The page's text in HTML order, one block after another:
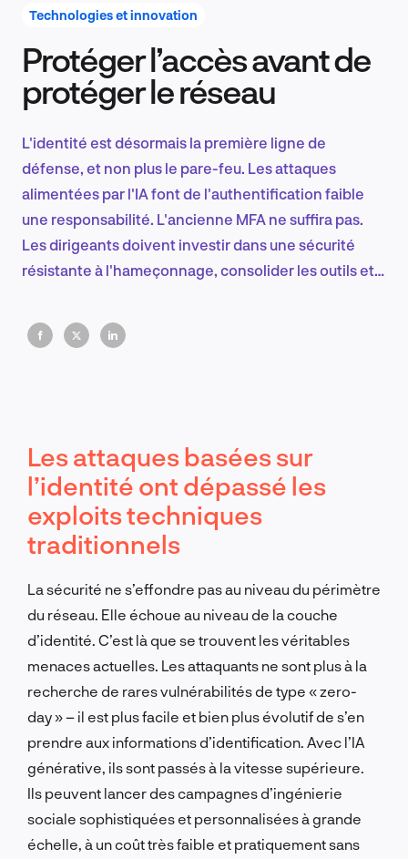
Recherche et conception produit
Tendances sectorielles
EN
Technologies et innovation
Protéger l’accès avant de
protéger le réseau
L'identité est désormais la première ligne de
défense, et non plus le pare-feu. Les attaques
alimentées par l'IA font de l'authentification faible
une responsabilité. L'ancienne MFA ne suffira pas.
Les dirigeants doivent investir dans une sécurité
résistante à l'hameçonnage, consolider les outils et
et non comme une fonctionnalité.
Les attaques basées sur
l’identité ont dépassé les
exploits techniques
traditionnels
La sécurité ne s’effondre pas au niveau du périmètre
du réseau. Elle échoue au niveau de la couche
d’identité. C’est là que se trouvent les véritables
menaces actuelles. Les attaquants ne sont plus à la
recherche de rares vulnérabilités de type « zero-
day » – il est plus facile et bien plus évolutif de s’en
prendre aux informations d’identification. Avec l’IA
générative, ils sont passés à la vitesse supérieure.
Ils peuvent lancer des campagnes d’ingénierie
sociale sophistiquées et personnalisées à grande
échelle, à un coût très faible et pratiquement sans